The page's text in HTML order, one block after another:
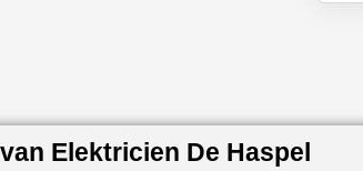
Elektricien De Haspel